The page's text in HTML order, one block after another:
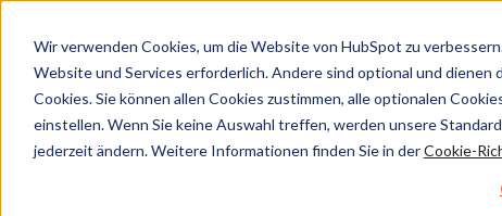
Wir verwenden Cookies, um die Website von HubSpot zu
Website und Services erforderlich. Andere sind optional und dienen
Cookies. Sie können allen Cookies zustimmen, alle optionalen
einstellen. Wenn Sie keine Auswahl treffen, werden unsere
jederzeit ändern. Weitere Informationen finden Sie in derCookie-
Agent Hub-ROI-Rechner
Berechnen Sie Ihren Return on Investment mit den KI-Tools